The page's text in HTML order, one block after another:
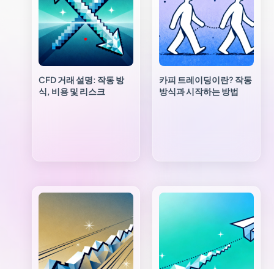
CFD 거래 설명: 작동 방
식, 비용 및 리스크
카피 트레이딩이란? 작동
방식과 시작하는 방법